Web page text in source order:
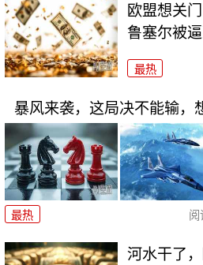
欧盟想关
鲁塞尔被
最热
暴风来袭，这局决不能输，
最热 阅
河水干了